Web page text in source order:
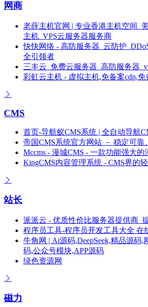
网商
老薛主机官网 | 专业香港主机空间_
主机_VPS云服务器服务商
快快网络 - 高防服务器_云防护
全引领者
三丰云_免费云服务器_高防服务器
彩虹云主机 - 虚拟主机,免备案cdn,免
CMS
首页-导航蚁CMS系统 | 全自动导航
帝国CMS系统官方网站 － 稳定可靠
Mccms - 漫城CMS - 一款功能强大
KingCMS内容管理系统 - CMS界的
站长
派派云 - 优质性价比服务器提供商_
程序员工具-程序员开发工具大全 在
牛角网 | Ai源码,DeepSeek,精品源码
码,公众号模块,APP源码
绿色资源网
磁力